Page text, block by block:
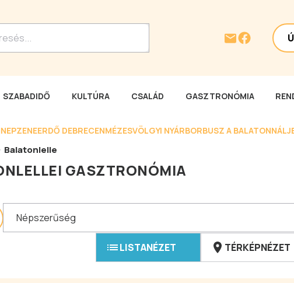
SZABADIDŐ KULTÚRA CSALÁD GASZTRONÓMIA
ZENEERDŐ DEBRECENMÉZESVÖLGYI NYÁRBORBUSZ A BALATONNÁL
Balatonlelle
GASZTRONÓMIA
Népszerűség
LISTANÉZET TÉRKÉPNÉZET